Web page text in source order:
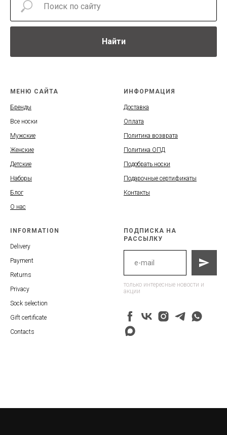
Найти
МЕНЮ САЙТА
Бренды
Все носки
Мужские
Женские
Детские
Наборы
Блог
О нас
ИНФОРМАЦИЯ
Доставка
Оплата
Политика возврата
Политика ОПД
Подобрать носки
Подарочные сертификаты
Контакты
INFORMATION
Delivery
Payment
Returns
Privacy
Sock selection
Gift certificate
Contacts
ПОДПИСКА НА
РАССЫЛКУ
только интересные новости и
акции